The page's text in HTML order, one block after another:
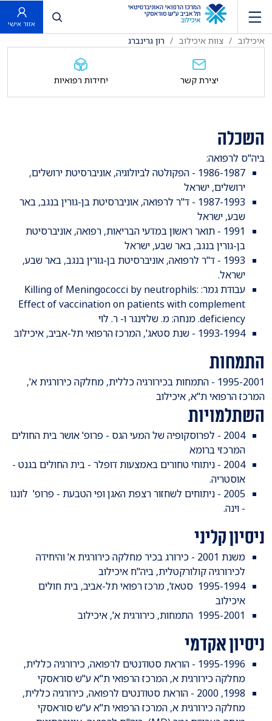
פתח חיפוש
אזור אישי
איכילוב צוות איכילוב רון גרינברג
השכלה
ביה"ס לרפואה:
1986-1987 - הפקולטה לביולוגיה, אוניברסיטת ירושלים,
ירושלים, ישראל
1987-1993 - ד"ר לרפואה, אוניברסיטת בן-גורין בנגב, באר
שבע, ישראל
1991 - תואר ראשון במדעי הבריאות, רפואה, אוניברסיטת
בן-גורין בנגב, באר שבע, ישראל
1993 - ד"ר לרפואה, אוניברסיטת בן-גורין בנגב, באר שבע,
ישראל.
עבודת גמר: Killing of Meningococci by neutrophils:
Effect of vaccination on patients with complement
deficiency. מנחה: מ. שלזינגר ו- ר. לוי
1993-1994 - שנת סטאג', המרכז הרפואי תל-אביב, איכילוב
התמחות
1995-2001 - התמחות בכירורגיה כללית, מחלקה כירורגית א',
המרכז הרפואי ת"א, איכילוב
השתלמויות
2004 - לפרוסקופיה של המעי הגס - פרופ' אושר בית החולים
המרכזי ברומא
2004 - ניתוחי טחורים באמצעות דופלר - בית החולים בגנט -
אוסטריה.
2005 - ניתוחים לשחזור רצפת האגן ופי הטבעת - פרופ' לונגו
- וינה.
ניסיון קליני
משנת 2001 - כירורג בכיר מחלקה כירורגית א' והיחידה
לכירורגיה קולורקטלית, ביה"ח איכילוב
1995-1994 סטאז', מרכז רפואי תל-אביב, בית חולים
איכילוב
1995-2001 התמחות, כירורגית א', איכילוב
ניסיון אקדמי
1995-1996 - הוראת סטודנטים לרפואה, כירורגיה כללית,
מחלקה כירורגית א, המרכז הרפואי ת"א ע"ש סוראסקי
1998, 2000 - הוראת סטודנטים לרפואה, כירורגיה כללית,
מחלקה כירורגית א, המרכז הרפואי ת"א ע"ש סוראסקי
יצירת קשר יחידות רפואיות